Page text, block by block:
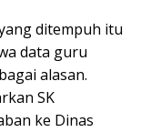
ditempuh itu
data guru
alasan.
SK
ke Dinas